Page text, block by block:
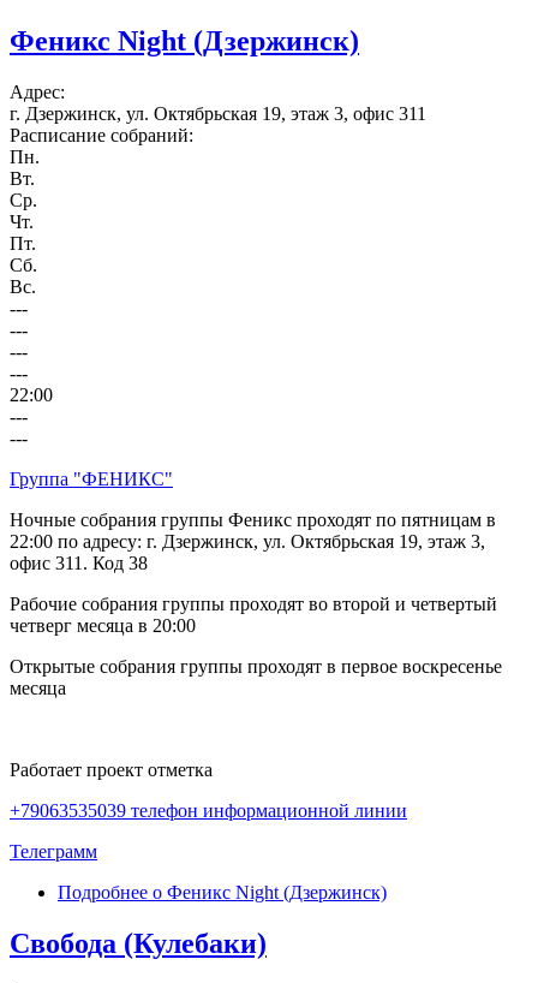
Феникс Night (Дзержинск)
Адрес:
г. Дзержинск, ул. Октябрьская 19, этаж 3, офис 311
Расписание собраний:
Пн.
Вт.
Ср.
Чт.
Пт.
Сб.
Вс.
---
---
---
---
22:00
---
---
Группа "ФЕНИКС"
Ночные собрания группы Феникс проходят по пятницам в
22:00 по адресу: г. Дзержинск, ул. Октябрьская 19, этаж 3,
офис 311. Код 38
Рабочие собрания группы проходят во второй и четвертый
четверг месяца в 20:00
Открытые собрания группы проходят в первое воскресенье
месяца
Работает проект отметка
+79063535039 телефон информационной линии
Телеграмм
Подробнее о Феникс Night (Дзержинск)
Свобода (Кулебаки)